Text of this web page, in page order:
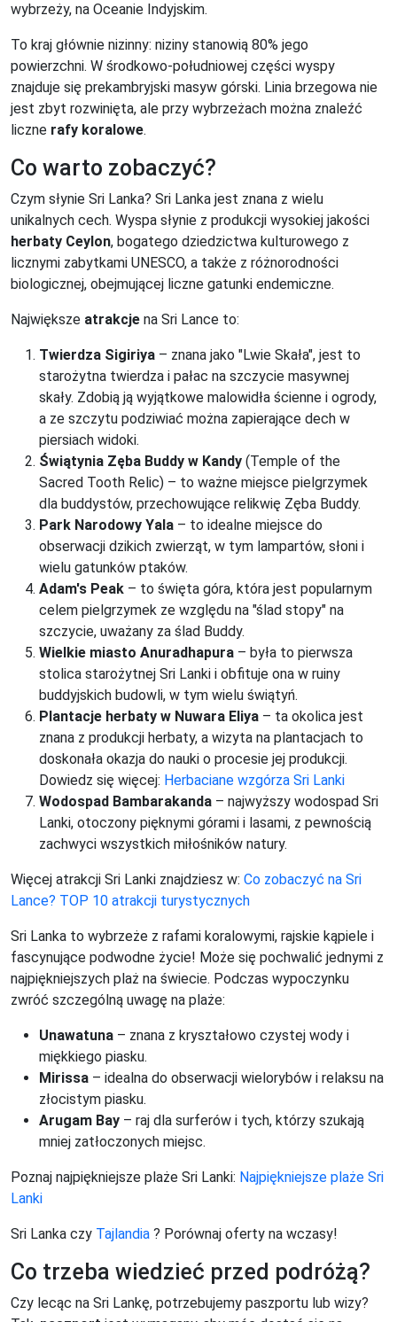
wybrzeży, na Oceanie Indyjskim.
To kraj głównie nizinny: niziny stanowią 80% jego
powierzchni. W środkowo-południowej części wyspy
znajduje się prekambryjski masyw górski. Linia brzegowa nie
jest zbyt rozwinięta, ale przy wybrzeżach można znaleźć
liczne rafy koralowe.
Co warto zobaczyć?
Czym słynie Sri Lanka? Sri Lanka jest znana z wielu
unikalnych cech. Wyspa słynie z produkcji wysokiej jakości
herbaty Ceylon, bogatego dziedzictwa kulturowego z
licznymi zabytkami UNESCO, a także z różnorodności
biologicznej, obejmującej liczne gatunki endemiczne.
Największe atrakcje na Sri Lance to:
Twierdza Sigiriya – znana jako "Lwie Skała", jest to
starożytna twierdza i pałac na szczycie masywnej
skały. Zdobią ją wyjątkowe malowidła ścienne i ogrody,
a ze szczytu podziwiać można zapierające dech w
piersiach widoki.
Świątynia Zęba Buddy w Kandy (Temple of the
Sacred Tooth Relic) – to ważne miejsce pielgrzymek
dla buddystów, przechowujące relikwię Zęba Buddy.
Park Narodowy Yala – to idealne miejsce do
obserwacji dzikich zwierząt, w tym lampartów, słoni i
wielu gatunków ptaków.
Adam's Peak – to święta góra, która jest popularnym
celem pielgrzymek ze względu na "ślad stopy" na
szczycie, uważany za ślad Buddy.
Wielkie miasto Anuradhapura – była to pierwsza
stolica starożytnej Sri Lanki i obfituje ona w ruiny
buddyjskich budowli, w tym wielu świątyń.
Plantacje herbaty w Nuwara Eliya – ta okolica jest
znana z produkcji herbaty, a wizyta na plantacjach to
doskonała okazja do nauki o procesie jej produkcji.
Dowiedz się więcej: Herbaciane wzgórza Sri Lanki
Wodospad Bambarakanda – najwyższy wodospad Sri
Lanki, otoczony pięknymi górami i lasami, z pewnością
zachwyci wszystkich miłośników natury.
Więcej atrakcji Sri Lanki znajdziesz w: Co zobaczyć na Sri
Lance? TOP 10 atrakcji turystycznych
Sri Lanka to wybrzeże z rafami koralowymi, rajskie kąpiele i
fascynujące podwodne życie! Może się pochwalić jednymi z
najpiękniejszych plaż na świecie. Podczas wypoczynku
zwróć szczególną uwagę na plaże:
Unawatuna – znana z kryształowo czystej wody i
miękkiego piasku.
Mirissa – idealna do obserwacji wielorybów i relaksu na
złocistym piasku.
Arugam Bay – raj dla surferów i tych, którzy szukają
mniej zatłoczonych miejsc.
Poznaj najpiękniejsze plaże Sri Lanki: Najpiękniejsze plaże Sri
Lanki
Sri Lanka czy Tajlandia ? Porównaj oferty na wczasy!
Co trzeba wiedzieć przed podróżą?
Czy lecąc na Sri Lankę, potrzebujemy paszportu lub wizy?